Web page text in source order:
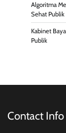
Algoritma
Sehat Publik
Kabinet
Publik
Contact Info